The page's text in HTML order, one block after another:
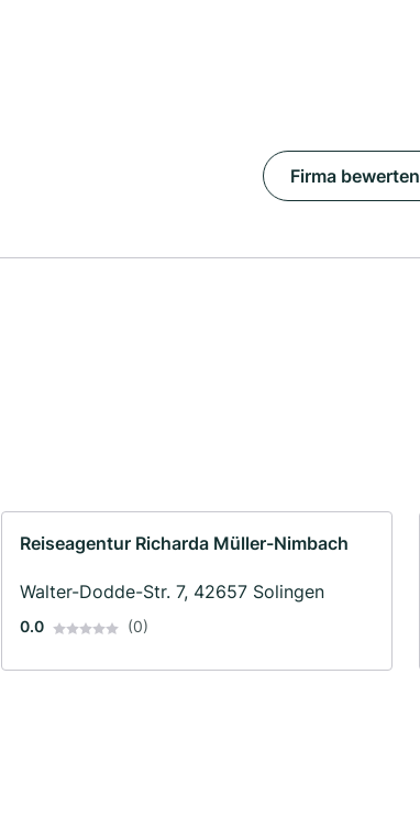
Firma bewerten
Reiseagentur Richarda Müller-Nimbach
Walter-Dodde-Str. 7, 42657 Solingen
0.0 (0)